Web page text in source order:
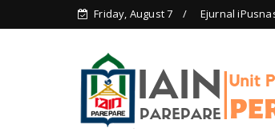
Friday, August 7 Ejurnal